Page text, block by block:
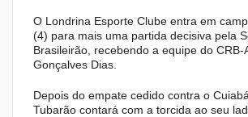
O Londrina Esporte Clube entra em
(4) para mais uma partida decisiva pela
Brasileirão, recebendo a equipe do CRB-
Gonçalves Dias.
Depois do empate cedido contra o
Tubarão contará com a torcida ao seu